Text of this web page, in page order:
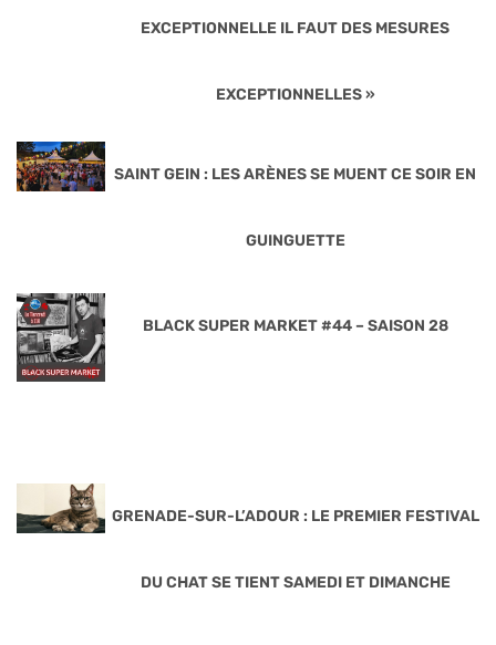
EXCEPTIONNELLE IL FAUT DES MESURES
EXCEPTIONNELLES »
SAINT GEIN : LES ARÈNES SE MUENT CE SOIR EN
GUINGUETTE
BLACK SUPER MARKET #44 – SAISON 28
GRENADE-SUR-L’ADOUR : LE PREMIER FESTIVAL
DU CHAT SE TIENT SAMEDI ET DIMANCHE